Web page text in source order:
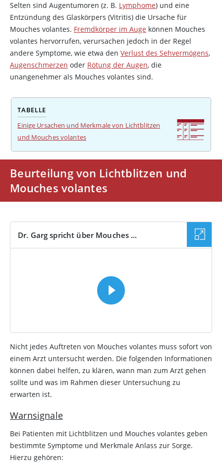
Selten sind Augentumoren (z. B. Lymphome) und eine
Entzündung des Glaskörpers (Vitritis) die Ursache für
Mouches volantes. Fremdkörper im Auge können Mouches
volantes hervorrufen, verursachen jedoch in der Regel
andere Symptome, wie etwa den Verlust des Sehvermögens,
Augenschmerzen oder Rötung der Augen, die
unangenehmer als Mouches volantes sind.
TABELLE
Einige Ursachen und Merkmale von Lichtblitzen
und Mouches volantes
Beurteilung von Lichtblitzen und
Mouches volantes
Dr. Garg spricht über Mouches ...
Nicht jedes Auftreten von Mouches volantes muss sofort von
einem Arzt untersucht werden. Die folgenden Informationen
können dabei helfen, zu klären, wann man zum Arzt gehen
sollte und was im Rahmen dieser Untersuchung zu
erwarten ist.
Warnsignale
Bei Patienten mit Lichtblitzen und Mouches volantes geben
bestimmte Symptome und Merkmale Anlass zur Sorge.
Hierzu gehören: